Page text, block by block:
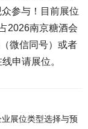
参与！目前展位
2026南京糖酒会
微信同号）或者
申请展位。
展位类型选择与预